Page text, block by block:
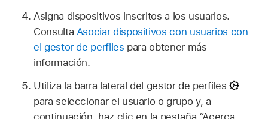
Asigna dispositivos inscritos a los usuarios.
Consulta Asociar dispositivos con usuarios con
el gestor de perfiles para obtener más
información.
Utiliza la barra lateral del gestor de perfiles
para seleccionar el usuario o grupo y, a
continuación, haz clic en la pestaña “Acerca